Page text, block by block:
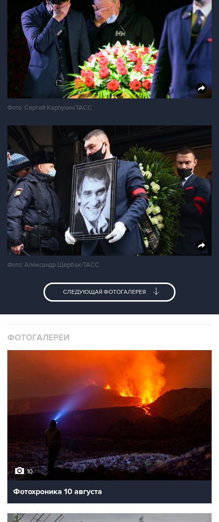
Фото: Сергей Карпухин/ТАСС
Фото: Александр Щербак/ТАСС
СЛЕДУЮЩАЯ ФОТОГАЛЕРЕЯ
ФОТОГАЛЕРЕИ
10
Фотохроника 10 августа